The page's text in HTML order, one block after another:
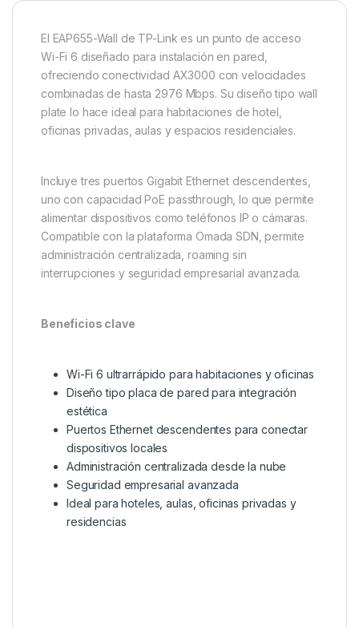
El EAP655-Wall de TP-Link es un punto de acceso
Wi-Fi 6 diseñado para instalación en pared,
ofreciendo conectividad AX3000 con velocidades
combinadas de hasta 2976 Mbps. Su diseño tipo wall
plate lo hace ideal para habitaciones de hotel,
oficinas privadas, aulas y espacios residenciales.
Incluye tres puertos Gigabit Ethernet descendentes,
uno con capacidad PoE passthrough, lo que permite
alimentar dispositivos como teléfonos IP o cámaras.
Compatible con la plataforma Omada SDN, permite
administración centralizada, roaming sin
interrupciones y seguridad empresarial avanzada.
Beneficios clave
Wi-Fi 6 ultrarrápido para habitaciones y oficinas
Diseño tipo placa de pared para integración
estética
Puertos Ethernet descendentes para conectar
dispositivos locales
Administración centralizada desde la nube
Seguridad empresarial avanzada
Ideal para hoteles, aulas, oficinas privadas y
residencias